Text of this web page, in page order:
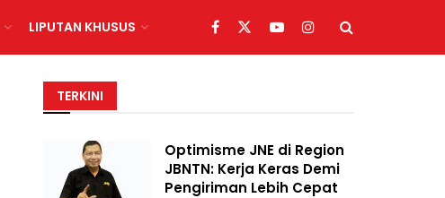
LIPUTAN KHUSUS
TERKINI
Optimisme JNE di Region
JBNTN: Kerja Keras Demi
Pengiriman Lebih Cepat